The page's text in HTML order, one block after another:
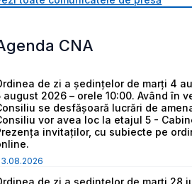
CNA
de zi a ședințelor de marți 4
august 2026 – orele 10:00. Având în
se desfășoară lucrări de
vor avea loc la etajul 5 -
invitaților, cu subiecte pe
de zi a ședințelor de marți 28